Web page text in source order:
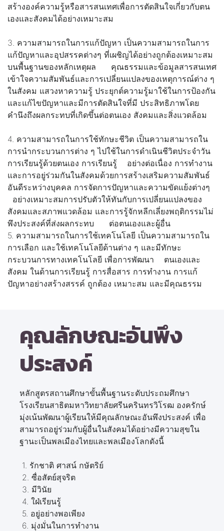
สร้างองค์ความรู้หรือสารสนเทศเพื่อการตัดสินใจเกี่ยวกับตน
เองและสังคมได้อย่างเหมาะสม
3. ความสามารถในการแก้ปัญหา เป็นความสามารถในการ
แก้ปัญหาและอุปสรรคต่างๆ ที่เผชิญได้อย่างถูกต้องเหมาะสม
บนพื้นฐานของหลักเหตุผล คุณธรรมและข้อมูลสารสนเทศ
เข้าใจความสัมพันธ์และการเปลี่ยนแปลงของเหตุการณ์ต่าง ๆ
ในสังคม แสวงหาความรู้ ประยุกต์ความรู้มาใช้ในการป้องกัน
และแก้ไขปัญหาและมีการตัดสินใจที่มี ประสิทธิภาพโดย
คำนึงถึงผลกระทบที่เกิดขึ้นต่อตนเอง สังคมและสิ่งแวดล้อม
4. ความสามารถในการใช้ทักษะชีวิต เป็นความสามารถใน
การนำกระบวนการต่าง ๆ ไปใช้ในการดำเนินชีวิตประจำวัน
การเรียนรู้ด้วยตนเอง การเรียนรู้ อย่างต่อเนื่อง การทำงาน
และการอยู่ร่วมกันในสังคมด้วยการสร้างเสริมความสัมพันธ์
อันดีระหว่างบุคคล การจัดการปัญหาและความขัดแย้งต่างๆ
อย่างเหมาะสมการปรับตัวให้ทันกับการเปลี่ยนแปลงของ
สังคมและสภาพแวดล้อม และการรู้จักหลีกเลี่ยงพฤติกรรมไม่
พึงประสงค์ที่ส่งผลกระทบ ต่อตนเองและผู้อื่น
5. ความสามารถในการใช้เทคโนโลยี เป็นความสามารถใน
การเลือก และใช้เทคโนโลยีด้านต่าง ๆ และมีทักษะ
กระบวนการทางเทคโนโลยี เพื่อการพัฒนา ตนเองและ
สังคม ในด้านการเรียนรู้ การสื่อสาร การทำงาน การแก้
ปัญหาอย่างสร้างสรรค์ ถูกต้อง เหมาะสม และมีคุณธรรม
คุณลักษณะอันพึง
ประสงค์
หลักสูตรสถานศึกษาขั้นพื้นฐานระดับประถมศึกษา
โรงเรียนสาธิตมหาวิทยาลัยศรีนครินทรวิโรฒ องครักษ์
มุ่งเน้นพัฒนาผู้เรียนให้มีคุณลักษณะอันพึงประสงค์ เพื่อ
สามารถอยู่ร่วมกับผู้อื่นในสังคมได้อย่างมีความสุขใน
ฐานะเป็นพลเมืองไทยและพลเมืองโลกดังนี้
1. รักชาติ ศาสน์ กษัตริย์
2. ซื่อสัตย์สุจริต
3. มีวินัย
4. ใฝ่เรียนรู้
5. อยู่อย่างพอเพียง
6. มุ่งมั่นในการทำงาน